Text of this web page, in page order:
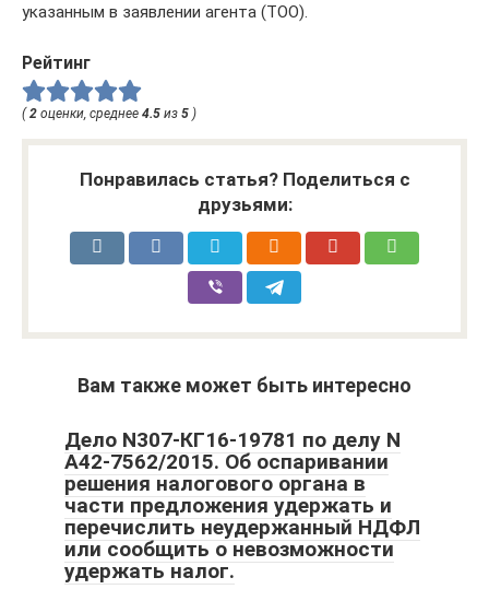
указанным в заявлении агента (ТОО).
Рейтинг
( 2 оценки, среднее 4.5 из 5 )
Понравилась статья? Поделиться с
друзьями:
Вам также может быть интересно
Дело N307-КГ16-19781 по делу N
А42-7562/2015. Об оспаривании
решения налогового органа в
части предложения удержать и
перечислить неудержанный НДФЛ
или сообщить о невозможности
удержать налог.